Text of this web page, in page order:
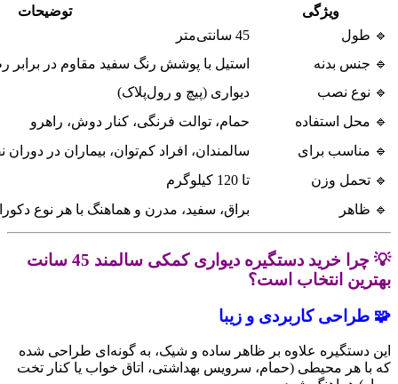
ویژگی
توضیحات
🔹 طول
45 سانتی‌متر
🔹 جنس بدنه
استیل با پوشش رنگ سفید مقاوم در برابر
🔹 نوع نصب
دیواری (پیچ و رول‌پلاک)
🔹 محل استفاده
حمام، توالت فرنگی، کنار دوش، راهرو
🔹 مناسب برای
سالمندان، افراد کم‌توان، بیماران در دوران
🔹 تحمل وزن
تا 120 کیلوگرم
🔹 ظاهر
براق، سفید، مدرن و هماهنگ با هر نوع
💡 چرا خرید دستگیره دیواری کمکی سالمند 45 سانت
بهترین انتخاب است؟
🧩 طراحی کاربردی و زیبا
این دستگیره علاوه بر ظاهر ساده و شیک، به گونه‌ای طراحی شده
که با هر محیطی (حمام، سرویس بهداشتی، اتاق خواب یا کنار تخت